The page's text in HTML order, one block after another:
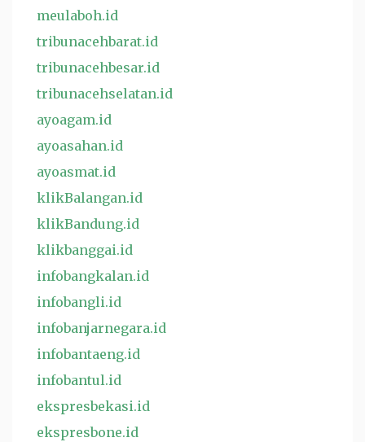
meulaboh.id
tribunacehbarat.id
tribunacehbesar.id
tribunacehselatan.id
ayoagam.id
ayoasahan.id
ayoasmat.id
klikBalangan.id
klikBandung.id
klikbanggai.id
infobangkalan.id
infobangli.id
infobanjarnegara.id
infobantaeng.id
infobantul.id
ekspresbekasi.id
ekspresbone.id